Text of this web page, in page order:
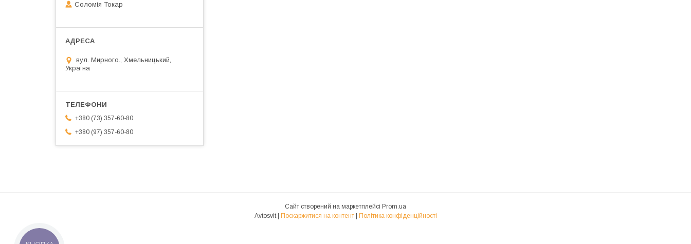
Соломія Токар
вул. Мирного., Хмельницький,
Україна
+380 (73) 357-60-80
+380 (97) 357-60-80
Сайт створений на маркетплейсі Prom.ua
Поскаржитися на контент Політика конфіденційності